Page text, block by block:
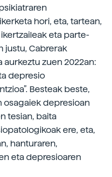
hori, eta, tartean,
eta parte-
justu, Cabrerak
zuen 2022an:
depresio
Besteak beste,
depresioan
tesian, baita
ere, eta,
hanturaren,
eta depresioaren